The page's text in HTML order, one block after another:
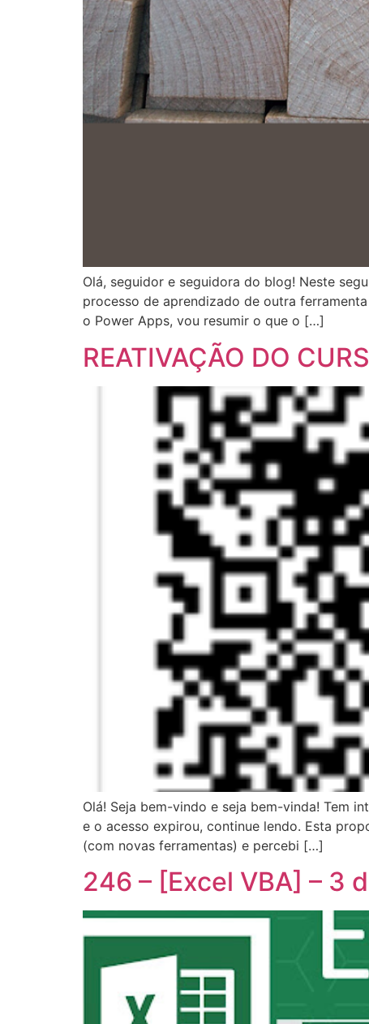
Olá, seguidor e seguidora do blog! Neste
processo de aprendizado de outra
o Power Apps, vou resumir o que o […]
REATIVAÇÃO DO
Olá! Seja bem-vindo e seja bem-vinda! Tem
e o acesso expirou, continue lendo. Esta
(com novas ferramentas) e percebi […]
246 – [Excel VBA] – 3